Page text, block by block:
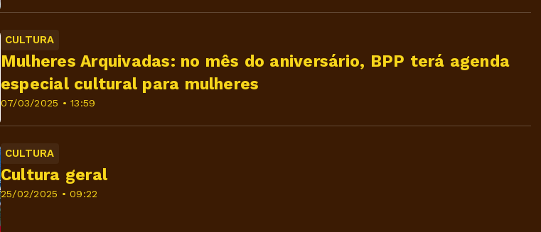
CULTURA
07/03/2025 • 13:59
Mulheres Arquivadas: no mês do aniversário, BPP terá agenda
especial cultural para mulheres
CULTURA
25/02/2025 • 09:22
Cultura geral